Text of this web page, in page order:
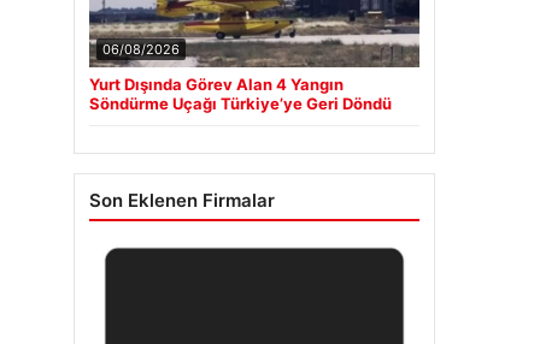
06/08/2026
Yurt Dışında Görev Alan 4 Yangın
Söndürme Uçağı Türkiye’ye Geri Döndü
Son Eklenen Firmalar